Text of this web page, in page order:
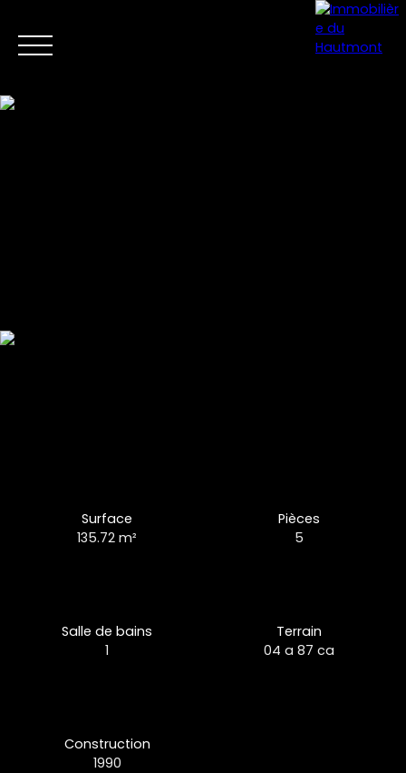
Surface
135.72m²
Pièces
5
Salle de bains
1
Terrain
04 a 87 ca
Construction
1990